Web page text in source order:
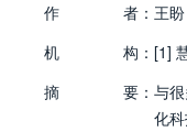
作 者： 王盼
机
构： [1]
摘
要： 与
化